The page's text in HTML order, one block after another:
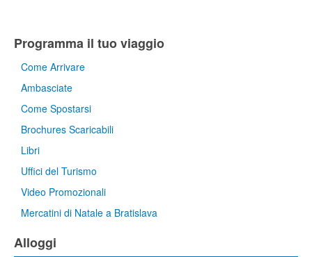
Programma il tuo viaggio
Come Arrivare
Ambasciate
Come Spostarsi
Brochures Scaricabili
Libri
Uffici del Turismo
Video Promozionali
Mercatini di Natale a Bratislava
Alloggi